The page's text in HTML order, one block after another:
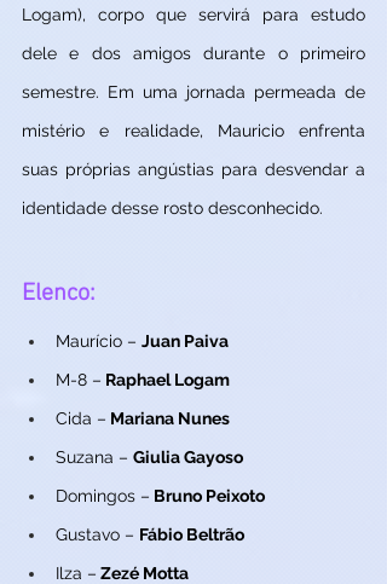
Logam), corpo que servirá para estudo
dele e dos amigos durante o primeiro
semestre. Em uma jornada permeada de
mistério e realidade, Mauricio enfrenta
suas próprias angústias para desvendar a
identidade desse rosto desconhecido.
Elenco:
Maurício – Juan Paiva
M-8 – Raphael Logam
Cida – Mariana Nunes
Suzana – Giulia Gayoso
Domingos – Bruno Peixoto
Gustavo – Fábio Beltrão
Ilza – Zezé Motta